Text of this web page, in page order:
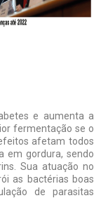
e aumenta a
fermentação se o
afetam todos
em gordura, sendo
Sua atuação no
as bactérias boas
de parasitas